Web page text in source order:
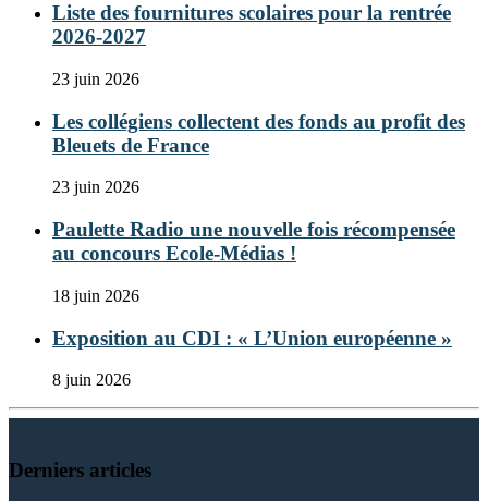
Liste des fournitures scolaires pour la rentrée
2026-2027
23 juin 2026
Les collégiens collectent des fonds au profit des
Bleuets de France
23 juin 2026
Paulette Radio une nouvelle fois récompensée
au concours Ecole-Médias !
18 juin 2026
Exposition au CDI : « L’Union européenne »
8 juin 2026
Derniers articles